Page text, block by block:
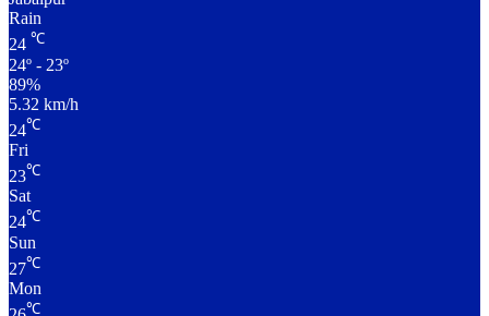
Rain
24 ℃
24º - 23º
89%
5.32 km/h
24℃
Fri
23℃
Sat
24℃
Sun
27℃
Mon
℃